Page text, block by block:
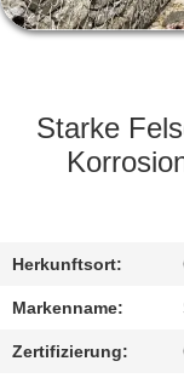
UNS
Starke
Herkunftsort:
Markenname:
Zertifizierung: